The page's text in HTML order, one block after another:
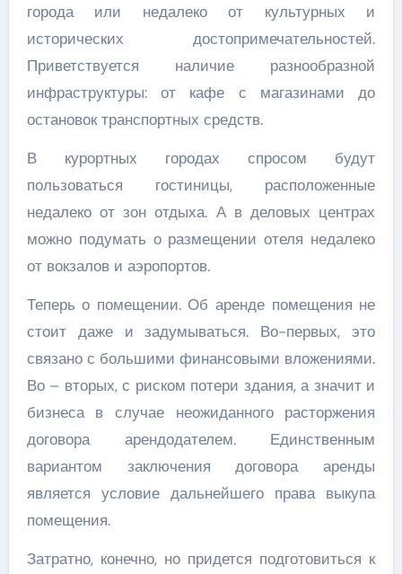
города или недалеко от культурных и
исторических достопримечательностей.
Приветствуется наличие разнообразной
инфраструктуры: от кафе с магазинами до
остановок транспортных средств.
В курортных городах спросом будут
пользоваться гостиницы, расположенные
недалеко от зон отдыха. А в деловых центрах
можно подумать о размещении отеля недалеко
от вокзалов и аэропортов.
Теперь о помещении. Об аренде помещения не
стоит даже и задумываться. Во-первых, это
связано с большими финансовыми вложениями.
Во – вторых, с риском потери здания, а значит и
бизнеса в случае неожиданного расторжения
договора арендодателем. Единственным
вариантом заключения договора аренды
является условие дальнейшего права выкупа
помещения.
Затратно, конечно, но придется подготовиться к